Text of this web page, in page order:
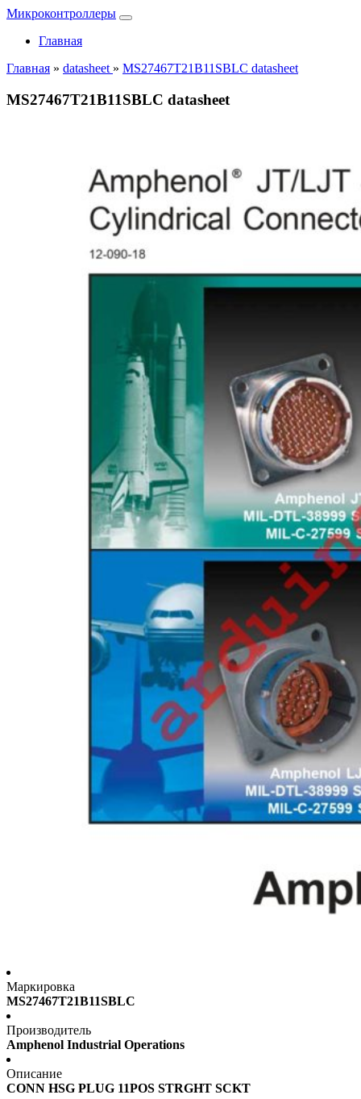
Микроконтроллеры
Главная
Главная » datasheet » MS27467T21B11SBLC datasheet
MS27467T21B11SBLC datasheet
Маркировка
MS27467T21B11SBLC
Производитель
Amphenol Industrial Operations
Описание
CONN HSG PLUG 11POS STRGHT SCKT